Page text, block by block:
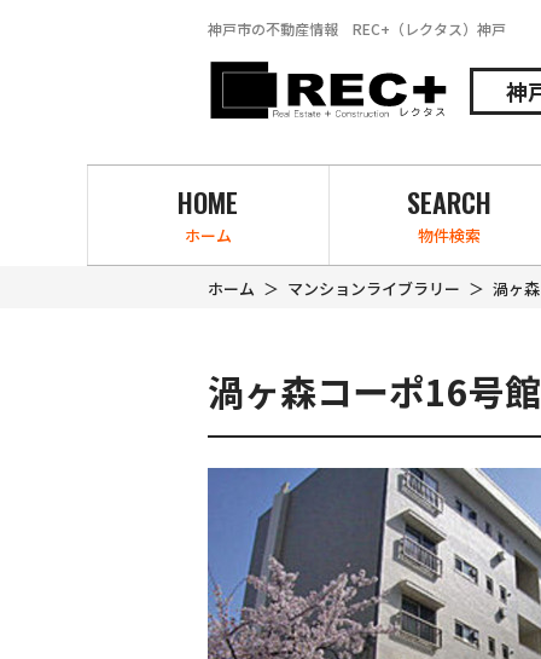
神戸市の不動産情報 REC+（レクタス）神戸
神
HOME
ホーム
SEARCH
物件検索
ホーム マンションライブラリー 渦ヶ
渦ヶ森コーポ16号館